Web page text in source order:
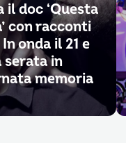
il doc ‘Questa
con racconti
onda il 21 e
serata in
memoria